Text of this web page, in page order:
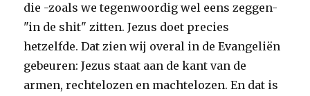
die -zoals we tegenwoordig wel eens zeggen-
"in de shit" zitten. Jezus doet precies
hetzelfde. Dat zien wij overal in de Evangeliën
gebeuren: Jezus staat aan de kant van de
armen, rechtelozen en machtelozen. En dat is